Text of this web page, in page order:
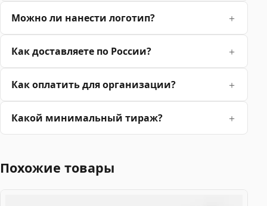
Можно ли нанести логотип?
Как доставляете по России?
Как оплатить для организации?
Какой минимальный тираж?
Похожие товары